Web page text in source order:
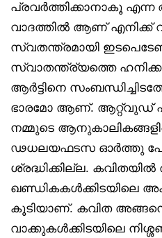
പ്രവർത്തിക്കാനാകൂ എന്ന
വാദത്തിൽ ആണ് എനിക്ക്
സ്വതന്ത്രമായി
സ്വാതന്ത്ര്യത്തെ
ആർട്ടിനെ
ഭാരമോ ആണ്. ആറ്റ്‌വുഡ്
നമ്മുടെ
ഢധലയഫടസ ഓർത്തു
ശ്രദ്ധിക്കില്ല. കവിതയിൽ
ഖണ്ഡികകൾക്കിടയിലെ
കൂടിയാണ്. കവിത
വാക്കുകൾക്കിടയിലെ